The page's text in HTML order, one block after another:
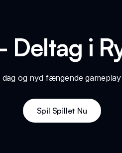
Deltag i
og nyd fængende
Spil Spillet Nu